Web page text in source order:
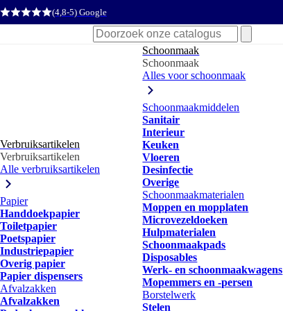
(4,8-5) Google
Zoeken
naar:
Verbruiksartikelen
Verbruiksartikelen
Alle verbruiksartikelen
Papier
Handdoekpapier
Toiletpapier
Poetspapier
Industriepapier
Overig papier
Papier dispensers
Afvalzakken
Afvalzakken
Schoonmaak
Schoonmaak
Alles voor schoonmaak
Schoonmaakmiddelen
Sanitair
Interieur
Keuken
Vloeren
Desinfectie
Overige
Schoonmaakmaterialen
Moppen en mopplaten
Microvezeldoeken
Hulpmaterialen
Schoonmaakpads
Disposables
Werk- en schoonmaakwagens
Mopemmers en -persen
Borstelwerk
Stelen